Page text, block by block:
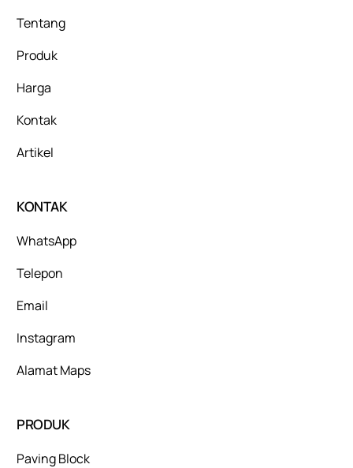
Tentang
Produk
Harga
Kontak
Artikel
KONTAK
WhatsApp
Telepon
Email
Instagram
Alamat Maps
PRODUK
Paving Block